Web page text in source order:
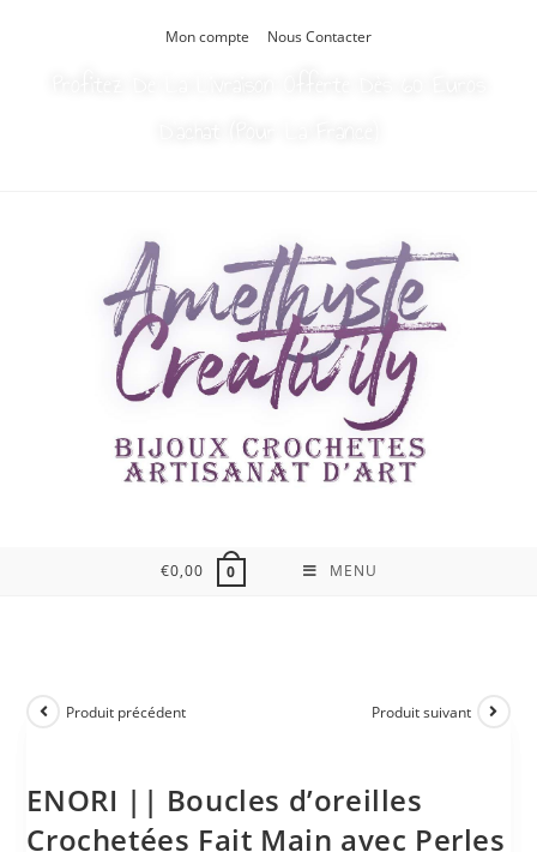
Mon compte Nous Contacter
€0,00 0 MENU
Produit précédent Produit suivant
ENORI || Boucles d’oreilles
Crochetées Fait Main avec Perles